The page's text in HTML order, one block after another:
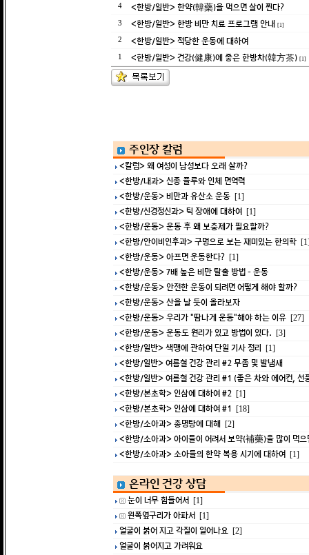
4 <한방/일반> 한약(韓藥)을 먹으면 살이 찐다?
3 <한방/일반> 한방 비만 치료 프로그램 안내 [1]
2 <한방/일반> 적당한 운동에 대하여
1 <한방/일반> 건강(健康)에 좋은 한방차(韓方茶) [1]
주인장 칼럼
<칼럼> 왜 여성이 남성보다 오래 살까?
<한방/내과> 신종 플루와 인체 면역력
<한방/운동> 비만과 유산소 운동 [1]
<한방/신경정신과> 틱 장애에 대하여 [1]
<한방/운동> 운동 후 왜 보충제가 필요할까?
<한방/안이비인후과> 구멍으로 보는 재미있는 한의학
<한방/운동> 아프면 운동한다? [1]
<한방/운동> 7배 높은 비만 탈출 방법 - 운동
<한방/운동> 안전한 운동이 되려면 어떻게 해야 할까?
<한방/운동> 산을 날 듯이 올라보자
<한방/운동> 우리가 "땀나게 운동"해야 하는 이유 [27]
<한방/운동> 운동도 원리가 있고 방법이 있다. [3]
<한방/일반> 색맹에 관하여 단일 기사 정리 [1]
<한방/일반> 여름철 건강 관리 #2 무좀 및 발냄새
<한방/일반> 여름철 건강 관리 #1 (좋은 차와 에어컨, 선
<한방/본초학> 인삼에 대하여 #2 [1]
<한방/본초학> 인삼에 대하여 #1 [18]
<한방/소아과> 총명탕에 대해 [2]
<한방/소아과> 아이들이 어려서 보약(補藥)을 많이 먹
<한방/소아과> 소아들의 한약 복용 시기에 대하여 [1]
온라인 건강 상담
눈이 너무 힘들어서 [1]
왼쪽옆구리가 아파서 [1]
얼굴이 붉어 지고 각질이 일어나요 [2]
얼굴이 붉어지고 가려워요